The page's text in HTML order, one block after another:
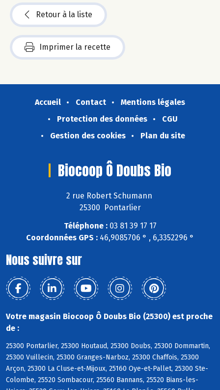
Retour à la liste
Imprimer la recette
Accueil Contact
Mentions légales
Protection des données
CGU
Gestion des cookies
Plan du site
Biocoop Ô Doubs Bio
2 rue Robert Schumann
25300 Pontarlier
Téléphone :03 81 39 17 17
Coordonnées GPS : 46,9085706 ° , 6,3352296 °
Nous suivre sur
Votre magasin Biocoop Ô Doubs Bio (25300) est proche
de :
25300 Pontarlier, 25300 Houtaud, 25300 Doubs, 25300 Dommartin,
25300 Vuillecin, 25300 Granges-Narboz, 25300 Chaffois, 25300
Arçon, 25300 La Cluse-et-Mijoux, 25160 Oye-et-Pallet, 25300 Ste-
Colombe, 25520 Sombacour, 25560 Bannans, 25520 Bians-les-